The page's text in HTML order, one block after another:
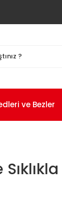
ve Bezler